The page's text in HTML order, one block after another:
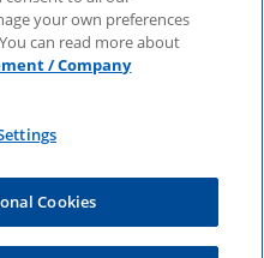
your own preferences
can read more about
/ Company
Cookies